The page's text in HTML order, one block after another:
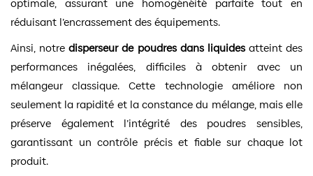
réduisant l’encrassement des équipements.
Ainsi, notredisperseur de poudres dans liquidesatteint des
performances inégalées, difficiles à obtenir avec un
mélangeur classique. Cette technologie améliore non
seulement la rapidité et la constance du mélange, mais elle
préserve également l’intégrité des poudres sensibles,
garantissant un contrôle précis et fiable sur chaque lot
produit.